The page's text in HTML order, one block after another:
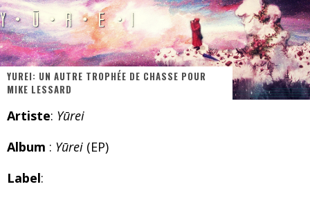
Tove Lo était de passage au MTELUS
Les danseurs étoiles parasitent ton ciel
Jeff Martin au Corona de Montréal
YUREI: UN AUTRE TROPHÉE DE CHASSE POUR
MIKE LESSARD
Artiste: Yūrei
Album : Yūrei (EP)
Label: